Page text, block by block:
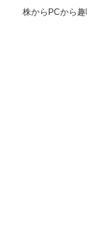
株からPCから